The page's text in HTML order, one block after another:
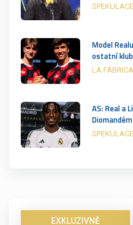
SPEKULACE
Model
ostatní
LA FÁBRICA
AS: Real a
Diomandém
SPEKULACE
EXKLUZIVNĚ